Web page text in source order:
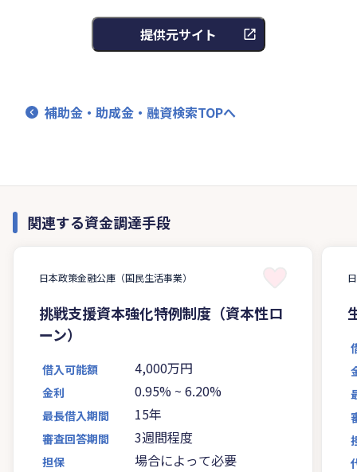
提供元サイト
補助金・助成金・融資検索TOPへ
関連する資金調達手段
日本政策金融公庫（国民生活事業）
挑戦支援資本強化特例制度（資本性ロ
ーン）
借入可能額 4,000万円
金利 0.95% ~ 6.20%
最長借入期間 15年
審査回答期間 3週間程度
担保 場合によって必要